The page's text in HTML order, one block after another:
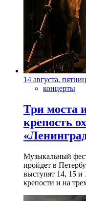
14 августа,
концерты
Три моста
крепость
Музыкальный
пройдет в
выступят 14, 15 и
крепости и на